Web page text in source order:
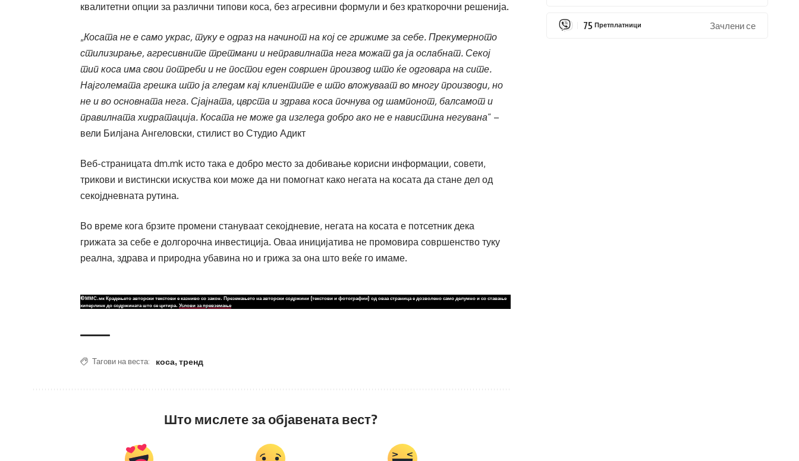
квалитетни опции за различни типови коса, без агресивни формули и без краткорочни решенија.
„Косата не е само украс, туку е одраз на начинот на кој се грижиме за себе. Прекумерното
стилизирање, агресивните третмани и неправилната нега можат да ја ослабнат. Секој
тип коса има свои потреби и не постои еден совршен производ што ќе одговара на сите.
Најголемата грешка што ја гледам кај клиентите е што вложуваат во многу производи, но
не и во основната нега. Сјајната, цврста и здрава коса почнува од шампонот, балсамот и
правилната хидратација. Косата не може да изгледа добро ако не е навистина негувана“ –
вели Билјана Ангеловски, стилист во Студио Адикт
Веб-страницата dm.mk исто така е добро место за добивање корисни информации, совети,
трикови и вистински искуства кои може да ни помогнат како негата на косата да стане дел од
секојдневната рутина.
Во време кога брзите промени стануваат секојдневие, негата на косата е потсетник дека
грижата за себе е долгорочна инвестиција. Оваа иницијатива не промовира совршенство туку
реална, здрава и природна убавина но и грижа за она што веќе го имаме.
©ММС.мк Крадењето авторски текстови е казниво со закон. Преземањето на авторски содржини (текстови и фотографии) од оваа страница е дозволено само делумно и со ставање
хиперлинк до содржината што се цитира. Услови за превземање
Тагови на веста: коса, тренд
Што мислете за објавената вест?
75 Претплатници Зачлени се